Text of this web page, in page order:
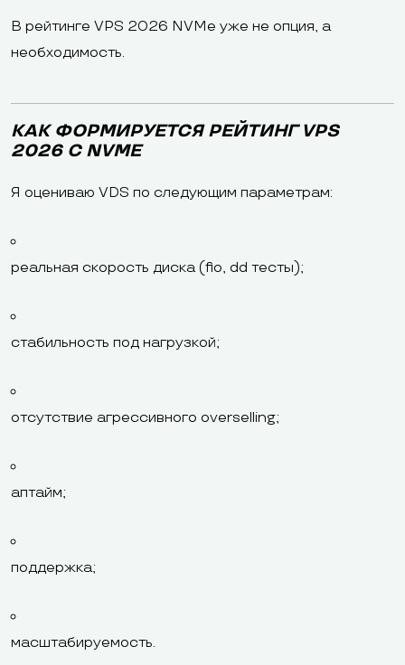
В рейтинге VPS 2026 NVMe уже не опция, а
необходимость.
КАК ФОРМИРУЕТСЯ РЕЙТИНГ VPS
2026 С NVME
Я оцениваю VDS по следующим параметрам:
реальная скорость диска (fio, dd тесты);
стабильность под нагрузкой;
отсутствие агрессивного overselling;
аптайм;
поддержка;
масштабируемость.